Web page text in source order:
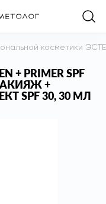
косметики
+ PRIMER SPF
+
SPF 30, 30 МЛ